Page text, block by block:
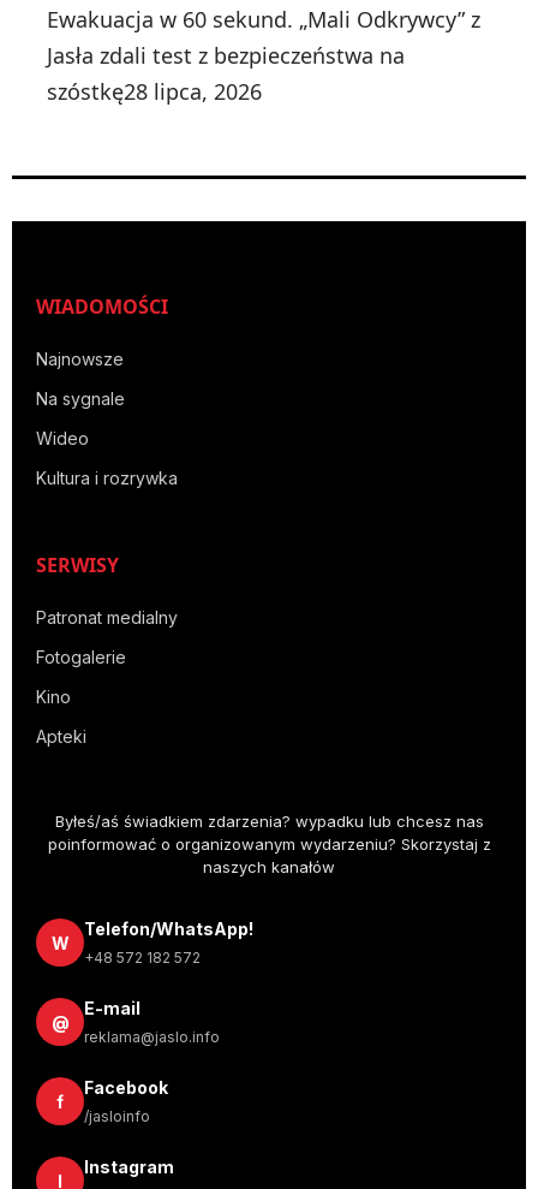
Ewakuacja w 60 sekund. „Mali Odkrywcy” z
Jasła zdali test z bezpieczeństwa na
szóstkę28 lipca, 2026
WIADOMOŚCI
Najnowsze
Na sygnale
Wideo
Kultura i rozrywka
SERWISY
Patronat medialny
Fotogalerie
Kino
Apteki
Byłeś/aś świadkiem zdarzenia? wypadku lub chcesz nas
poinformować o organizowanym wydarzeniu? Skorzystaj z
naszych kanałów
W
Telefon/WhatsApp!
+48 572 182 572
@
E-mail
reklama@jaslo.info
f
Facebook
/jasloinfo
I
Instagram